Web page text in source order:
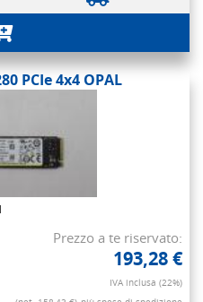
PCIe 4x4 OPAL
Prezzo a te riservato:
193,28 €
IVA inclusa (22%)